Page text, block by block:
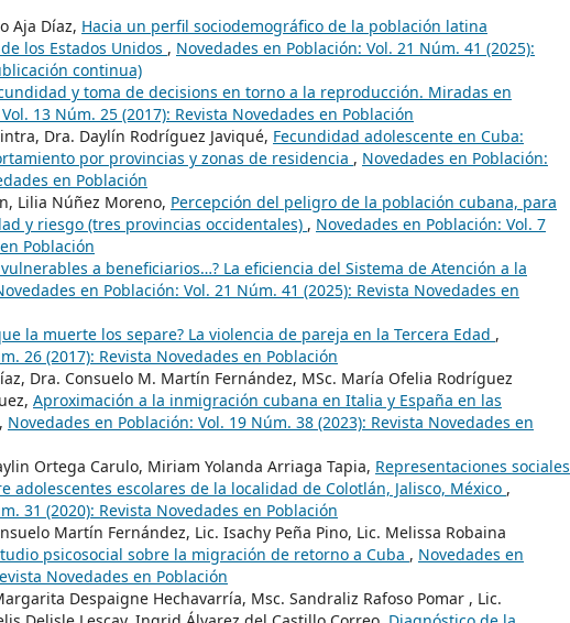
Aja Díaz, Hacia un perfil sociodemográfico de la población latina
los Estados Unidos , Novedades en Población: Vol. 21 Núm. 41 (2025):
continua)
y toma de decisions en torno a la reproducción. Miradas en
13 Núm. 25 (2017): Revista Novedades en Población
Dra. Daylín Rodríguez Javiqué, Fecundidad adolescente en Cuba:
por provincias y zonas de residencia , Novedades en Población:
en Población
Lilia Núñez Moreno, Percepción del peligro de la población cubana, para
y riesgo (tres provincias occidentales) , Novedades en Población: Vol. 7
Población
vulnerables a beneficiarios…? La eficiencia del Sistema de Atención a la
en Población: Vol. 21 Núm. 41 (2025): Revista Novedades en
la muerte los separe? La violencia de pareja en la Tercera Edad ,
26 (2017): Revista Novedades en Población
Dra. Consuelo M. Martín Fernández, MSc. María Ofelia Rodríguez
Aproximación a la inmigración cubana en Italia y España en las
, Novedades en Población: Vol. 19 Núm. 38 (2023): Revista Novedades en
Ortega Carulo, Miriam Yolanda Arriaga Tapia, Representaciones sociales
adolescentes escolares de la localidad de Colotlán, Jalisco, México ,
31 (2020): Revista Novedades en Población
Martín Fernández, Lic. Isachy Peña Pino, Lic. Melissa Robaina
psicosocial sobre la migración de retorno a Cuba , Novedades en
Novedades en Población
Despaigne Hechavarría, Msc. Sandraliz Rafoso Pomar , Lic.